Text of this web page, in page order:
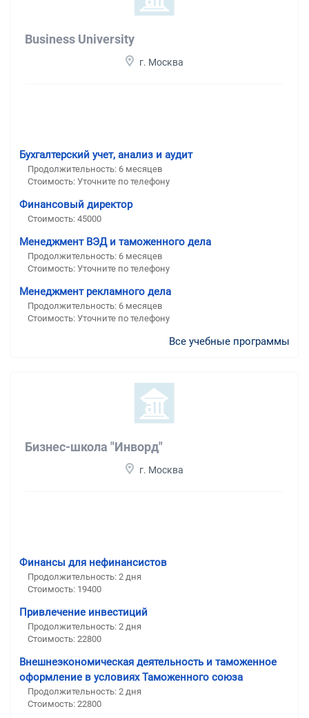
Business University
г. Москва
Бухгалтерский учет, анализ и аудит
Продолжительность: 6 месяцев
Стоимость: Уточните по телефону
Финансовый директор
Стоимость: 45000
Менеджмент ВЭД и таможенного дела
Продолжительность: 6 месяцев
Стоимость: Уточните по телефону
Менеджмент рекламного дела
Продолжительность: 6 месяцев
Стоимость: Уточните по телефону
Все учебные программы
Бизнес-школа "Инворд"
г. Москва
Финансы для нефинансистов
Продолжительность: 2 дня
Стоимость: 19400
Привлечение инвестиций
Продолжительность: 2 дня
Стоимость: 22800
Внешнеэкономическая деятельность и таможенное
оформление в условиях Таможенного союза
Продолжительность: 2 дня
Стоимость: 22800